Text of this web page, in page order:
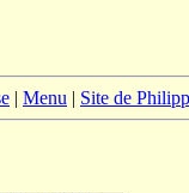
| Menu | Site de